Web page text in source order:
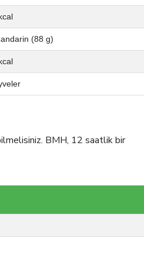
(88 g)
BMH, 12 saatlik bir